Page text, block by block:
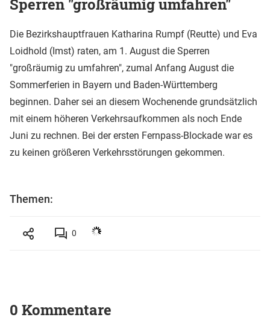
Sperren "großräumig umfahren"
Die Bezirkshauptfrauen Katharina Rumpf (Reutte) und Eva
Loidhold (Imst) raten, am 1. August die Sperren
"großräumig zu umfahren", zumal Anfang August die
Sommerferien in Bayern und Baden-Württemberg
beginnen. Daher sei an diesem Wochenende grundsätzlich
mit einem höheren Verkehrsaufkommen als noch Ende
Juni zu rechnen. Bei der ersten Fernpass-Blockade war es
zu keinen größeren Verkehrsstörungen gekommen.
Themen:
0
0 Kommentare